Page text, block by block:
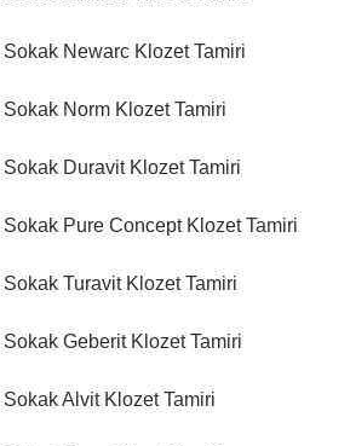
Sokak Newarc Klozet Tamiri
Norm Klozet Tamiri
Sokak Duravit Klozet Tamiri
Sokak Pure Concept Klozet Tamiri
Turavit Klozet Tamiri
Geberit Klozet Tamiri
Alvit Klozet Tamiri